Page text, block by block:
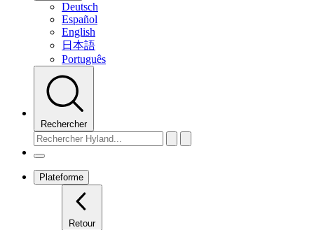
Deutsch
Español
English
日本語
Português
Rechercher
Plateforme
Retour